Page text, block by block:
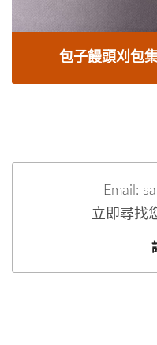
包子饅頭刈包
Email:
立即尋找